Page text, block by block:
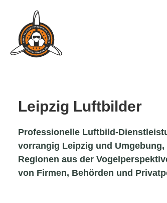
Leipzig Luftbilder
Professionelle Luftbild-
vorrangig Leipzig und
Regionen aus der
von Firmen, Behörden und